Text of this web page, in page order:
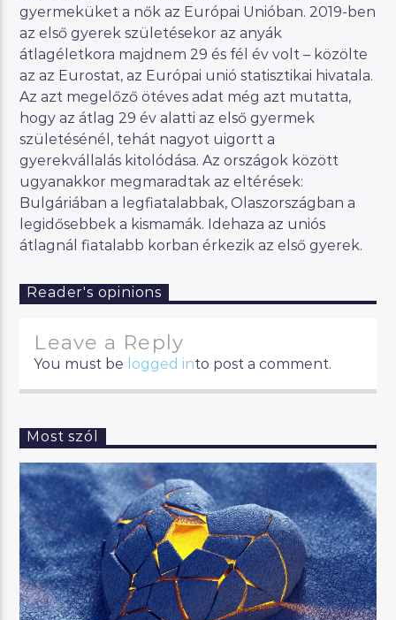
gyermeküket a nők az Európai Unióban. 2019-ben
az első gyerek születésekor az anyák
átlagéletkora majdnem 29 és fél év volt – közölte
az az Eurostat, az Európai unió statisztikai hivatala.
Az azt megelőző ötéves adat még azt mutatta,
hogy az átlag 29 év alatti az első gyermek
születésénél, tehát nagyot uigortt a
gyerekvállalás kitolódása. Az országok között
ugyanakkor megmaradtak az eltérések:
Bulgáriában a legfiatalabbak, Olaszországban a
legidősebbek a kismamák. Idehaza az uniós
átlagnál fiatalabb korban érkezik az első gyerek.
Reader's opinions
Leave a Reply
You must be logged into post a comment.
Most szól